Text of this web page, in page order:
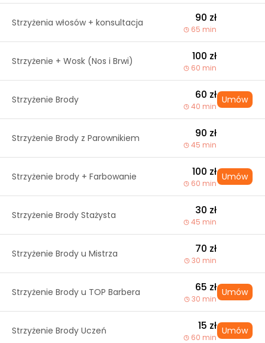
Strzyżenia włosów + konsultacja 90 zł
65 min
Strzyżenie + Wosk (Nos i Brwi) 100 zł
60 min
Strzyżenie Brody 60 zł
40 min
Umów
Strzyżenie Brody z Parownikiem 90 zł
45 min
Strzyżenie brody + Farbowanie 100 zł
60 min
Umów
Strzyżenie Brody Stażysta 30 zł
45 min
Strzyżenie Brody u Mistrza 70 zł
30 min
Strzyżenie Brody u TOP Barbera 65 zł
30 min
Umów
Strzyżenie Brody Uczeń 15 zł
60 min
Umów